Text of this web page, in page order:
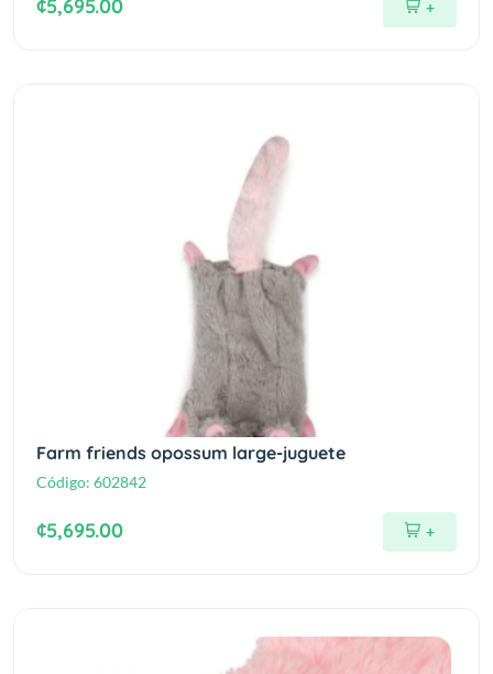
¢5,695.00 +
Farm friends opossum large-juguete
Código: 602842
¢5,695.00 +